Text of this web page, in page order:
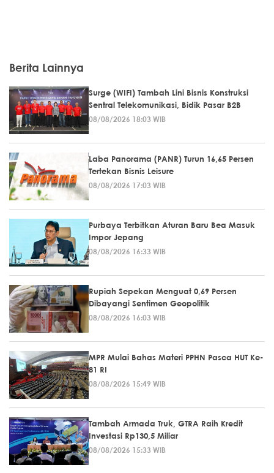
Berita Lainnya
Surge (WIFI) Tambah Lini Bisnis Konstruksi
Sentral Telekomunikasi, Bidik Pasar B2B
08/08/2026 18:03 WIB
Laba Panorama (PANR) Turun 16,65 Persen
Tertekan Bisnis Leisure
08/08/2026 17:03 WIB
Purbaya Terbitkan Aturan Baru Bea Masuk
Impor Jepang
08/08/2026 16:33 WIB
Rupiah Sepekan Menguat 0,69 Persen
Dibayangi Sentimen Geopolitik
08/08/2026 16:03 WIB
MPR Mulai Bahas Materi PPHN Pasca HUT Ke-
81 RI
08/08/2026 15:49 WIB
Tambah Armada Truk, GTRA Raih Kredit
Investasi Rp130,5 Miliar
08/08/2026 15:33 WIB